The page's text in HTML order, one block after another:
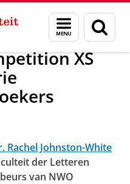
Menu
en
zoeken
XS
Rachel Johnston-White
der Letteren
van NWO